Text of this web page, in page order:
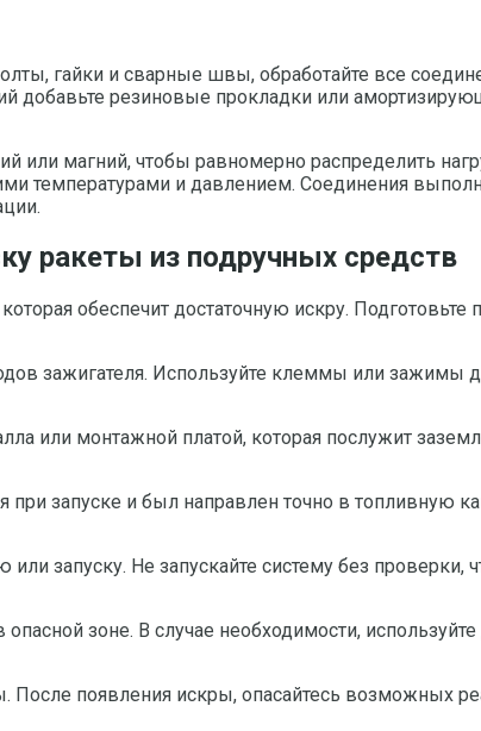
гайки и сварные швы, обработайте все
добавьте резиновые прокладки или
или магний, чтобы равномерно распределить
температурами и давлением. Соединения
ракеты из подручных средств
обеспечит достаточную искру. Подготовьте
зажигателя. Используйте клеммы или зажимы
или монтажной платой, которая послужит
при запуске и был направлен точно в топливную
запуску. Не запускайте систему без проверки,
зоне. В случае необходимости,
После появления искры, опасайтесь возможных